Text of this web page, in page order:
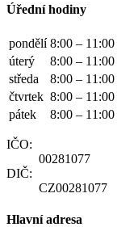
Úřední hodiny
pondělí 8:00 – 11:00
úterý
8:00 – 11:00
středa
8:00 – 11:00
čtvrtek 8:00 – 11:00
pátek
8:00 – 11:00
IČO:
00281077
DIČ:
CZ00281077
Hlavní adresa